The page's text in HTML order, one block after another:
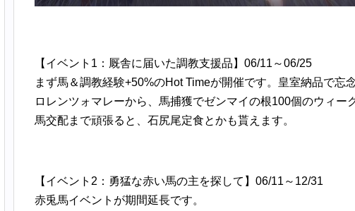
【イベント1：厩舎に届いた調教支援品】06/11～06/25
まず馬＆調教経験+50%のHot Timeが開催です。皇室納品で忘
ロレンツォマレーから、馬捕獲でゼンマイの根100個のウィー
馬交配まで頑張ると、石尻尾定食とかも貰えます。
【イベント2：勇猛な赤い馬の主を探して】06/11～12/31
赤兎馬イベントが期間延長です。